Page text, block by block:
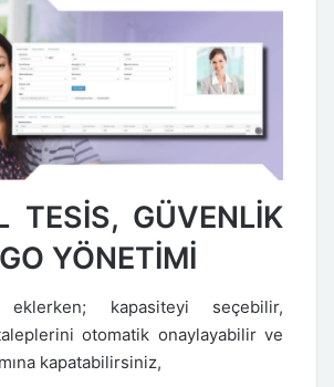
TESİS, GÜVENLİK
YÖNETİMİ
kapasiteyi seçebilir,
otomatik onaylayabilir ve
kapatabilirsiniz,